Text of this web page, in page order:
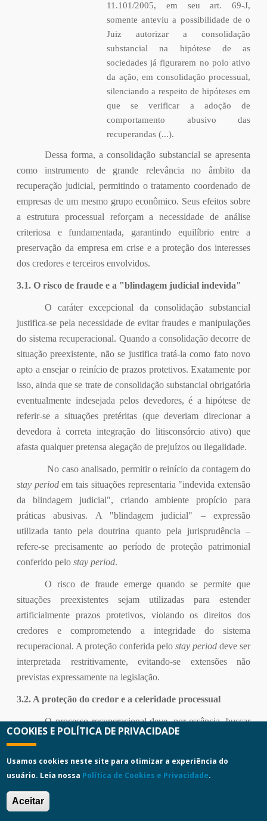
11.101/2005, em seu art. 69-J,
somente anteviu a possibilidade de o
Juiz autorizar a consolidação
substancial na hipótese de as
sociedades já figurarem no polo ativo
da ação, em consolidação processual,
silenciando a respeito de hipóteses em
que se verificar a adoção de
comportamento abusivo das
recuperandas (...).
Dessa forma, a consolidação substancial se apresenta
como instrumento de grande relevância no âmbito da
recuperação judicial, permitindo o tratamento coordenado de
empresas de um mesmo grupo econômico. Seus efeitos sobre
a estrutura processual reforçam a necessidade de análise
criteriosa e fundamentada, garantindo equilíbrio entre a
preservação da empresa em crise e a proteção dos interesses
dos credores e terceiros envolvidos.
3.1. O risco de fraude e a "blindagem judicial indevida"
O caráter excepcional da consolidação substancial
justifica-se pela necessidade de evitar fraudes e manipulações
do sistema recuperacional. Quando a consolidação decorre de
situação preexistente, não se justifica tratá-la como fato novo
apto a ensejar o reinício de prazos protetivos. Exatamente por
isso, ainda que se trate de consolidação substancial obrigatória
eventualmente indesejada pelos devedores, é a hipótese de
referir-se a situações pretéritas (que deveriam direcionar a
devedora à correta integração do litisconsórcio ativo) que
afasta qualquer pretensa alegação de prejuízos ou ilegalidade.
No caso analisado, permitir o reinício da contagem do
stay periodem tais situações representaria "indevida extensão
da blindagem judicial", criando ambiente propício para
práticas abusivas. A "blindagem judicial" – expressão
utilizada tanto pela doutrina quanto pela jurisprudência –
refere-se precisamente ao período de proteção patrimonial
conferido pelo stay period.
O risco de fraude emerge quando se permite que
situações preexistentes sejam utilizadas para estender
artificialmente prazos protetivos, violando os direitos dos
credores e comprometendo a integridade do sistema
recuperacional. A proteção conferida pelo stay period deve ser
interpretada restritivamente, evitando-se extensões não
previstas expressamente na legislação.
3.2. A proteção do credor e a celeridade processual
O processo recuperacional deve, por essência, buscar
o equilíbrio entre a proteção do devedor em crise e a
comprometido caso se admitisse a extensão indefinida ou
COOKIES E POLÍTICA DE PRIVACIDADE
Usamos cookies neste site para otimizar a experiência do
usuário. Leia nossa Política de Cookies e Privacidade.
Aceitar